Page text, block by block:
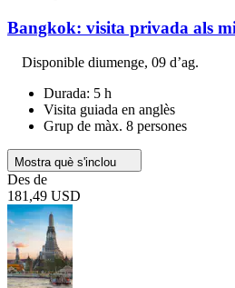
Bangkok: visita privada als
Disponible diumenge, 09 d’ag.
Durada: 5 h
Visita guiada en anglès
Grup de màx. 8 persones
Mostra què s'inclou
Des de
181,49 USD